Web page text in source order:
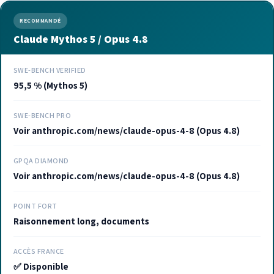
RECOMMANDÉ
Claude Mythos 5 / Opus 4.8
SWE-BENCH VERIFIED
95,5 % (Mythos 5)
SWE-BENCH PRO
Voir anthropic.com/news/claude-opus-4-8 (Opus 4.8)
GPQA DIAMOND
Voir anthropic.com/news/claude-opus-4-8 (Opus 4.8)
POINT FORT
Raisonnement long, documents
ACCÈS FRANCE
✅ Disponible